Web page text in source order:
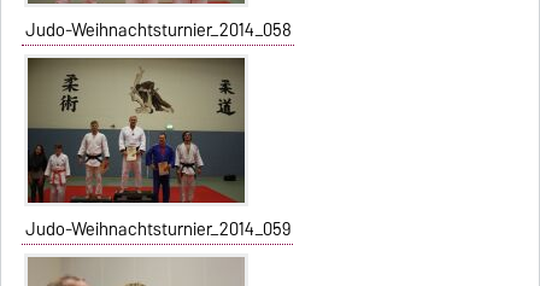
Judo-Weihnachtsturnier_2014_058
Judo-Weihnachtsturnier_2014_059